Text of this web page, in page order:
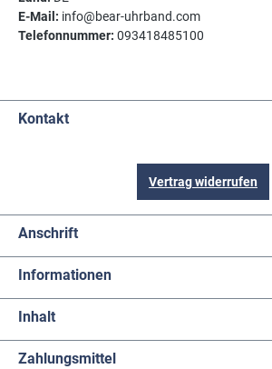
E-Mail: info@bear-uhrband.com
Telefonnummer: 093418485100
Kontakt
Vertrag widerrufen
Anschrift
Informationen
Inhalt
Zahlungsmittel